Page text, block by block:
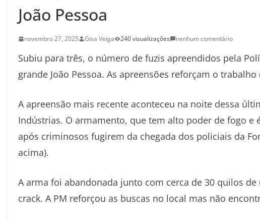
João Pessoa
novembro 27, 2025 Gisa Veiga 240 visualizações nenhum comentário
Subiu para três, o número de fuzis apreendidos pela
grande João Pessoa. As apreensões reforçam o
A apreensão mais recente aconteceu na noite dessa
Indústrias. O armamento, que tem alto poder de fogo
após criminosos fugirem da chegada dos policiais da
acima).
A arma foi abandonada junto com cerca de 30 quilos
crack. A PM reforçou as buscas no local mas não